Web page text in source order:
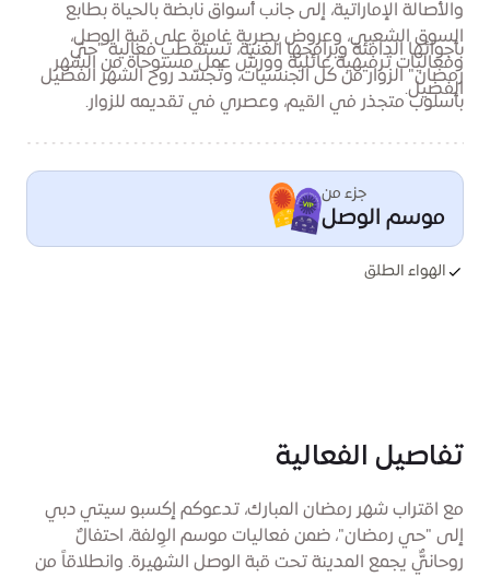
والأصالة الإماراتية، إلى جانب أسواق نابضة بالحياة بطابع
السوق الشعبي، وعروض بصرية غامرة على قبة الوصل،
وفعاليات ترفيهية عائلية وورش عمل مستوحاة من الشهر
الفضيل.
بأجوائها الدافئة وبرامجها الغنية، تستقطب فعالية "حيّ
رمضان" الزوار من كل الجنسيات، وتُجسّد روح الشهر الفضيل
بأسلوب متجذر في القيم، وعصري في تقديمه للزوار.
جزء من
موسم الوصل
الهواء الطلق
تفاصيل الفعالية
مع اقتراب شهر رمضان المبارك، تدعوكم إكسبو سيتي دبي
إلى "حي رمضان"، ضمن فعاليات موسم الوِلفة، احتفالٌ
روحانيٌّ يجمع المدينة تحت قبة الوصل الشهيرة. وانطلاقاً من